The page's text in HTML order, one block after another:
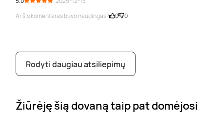
Ar šis komentaras buvo naudingas?
0 0
Rodyti daugiau atsiliepimų
Žiūrėję šią dovaną taip pat domėjosi